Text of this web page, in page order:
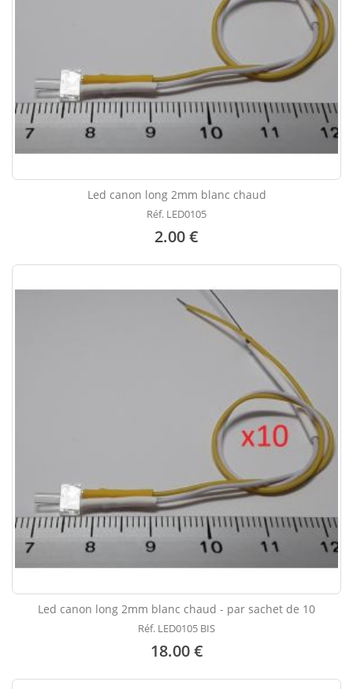
Led canon long 2mm blanc chaud
Réf. LED0105
2.00 €
Led canon long 2mm blanc chaud - par sachet de 10
Réf. LED0105 BIS
18.00 €